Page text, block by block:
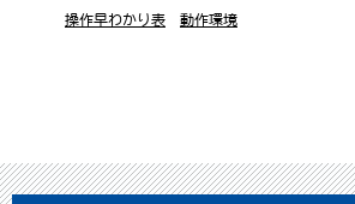
操作早わかり表 動作環境